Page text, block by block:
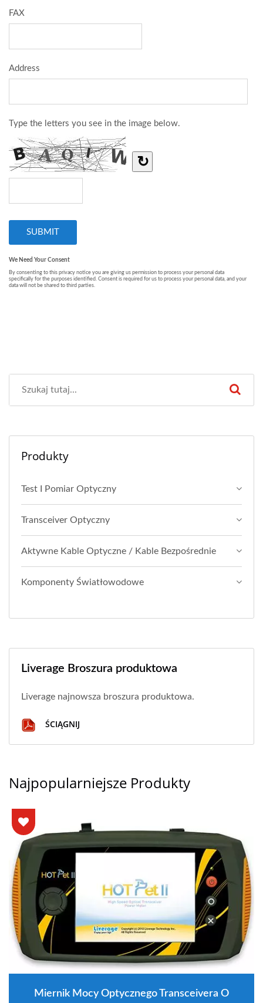
Produkty
Test I Pomiar Optyczny
Transceiver Optyczny
Aktywne Kable Optyczne / Kable Bezpośrednie
Komponenty Światłowodowe
Liverage Broszura produktowa
Liverage najnowsza broszura produktowa.
ŚCIĄGNIJ
Najpopularniejsze Produkty
Miernik Mocy Optycznego Transceivera O